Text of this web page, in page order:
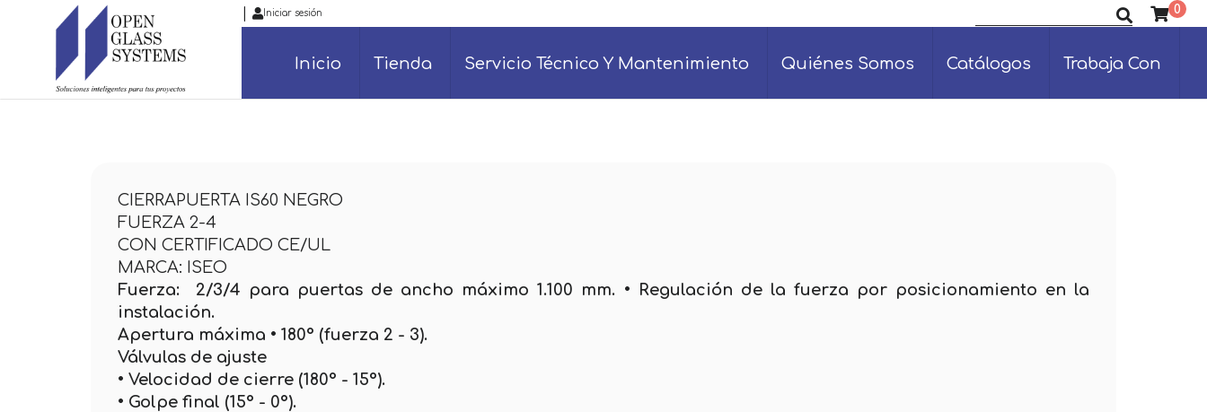
Iniciar sesión 0
Inicio Tienda Servicio Técnico Y Mantenimiento Quiénes Somos Catálogos Trabaja Con
CIERRAPUERTA IS60 NEGRO
FUERZA 2-4
CON CERTIFICADO CE/UL
MARCA: ISEO
Fuerza:
2/3/4 para puertas de ancho máximo 1.100 mm. • Regulación de la fuerza por posicionamiento en la
instalación.
Apertura máxima • 180° (fuerza 2 - 3).
Válvulas de ajuste
• Velocidad de cierre (180° - 15°).
• Golpe final (15° - 0°).